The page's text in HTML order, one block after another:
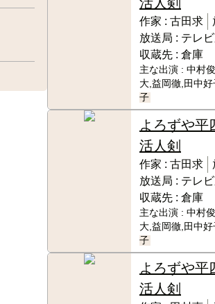
作家 : 古田求
放送局 : テレ
収蔵先 : 倉庫
主な出演 : 中村
大,益岡徹,田中
子
よろずや平
活人剣
作家 : 古田求
放送局 : テレ
収蔵先 : 倉庫
主な出演 : 中村
大,益岡徹,田中
子
よろずや平
活人剣